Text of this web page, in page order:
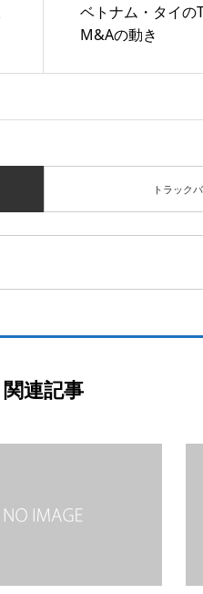
ベトナム・タイの
M&Aの動き
トラック
関連記事